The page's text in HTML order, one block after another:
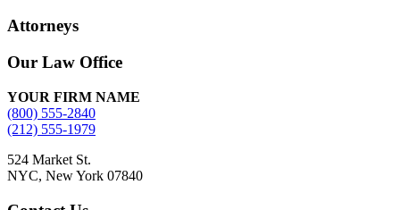
Attorneys
Site
Footer
Our Law Office
YOUR FIRM NAME
(800) 555-2840
(212) 555-1979
524 Market St.
NYC, New York 07840